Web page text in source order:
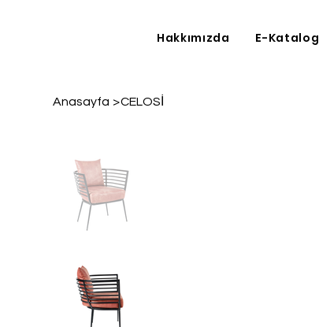
Hakkımızda E-Katalog
Anasayfa >CELOSİ